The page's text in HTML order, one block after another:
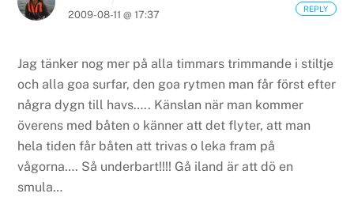
2009-08-11 @ 17:37
Jag tänker nog mer på alla timmars trimmande i stiltje
och alla goa surfar, den goa rytmen man får först efter
några dygn till havs….. Känslan när man kommer
överens med båten o känner att det flyter, att man
hela tiden får båten att trivas o leka fram på
vågorna…. Så underbart!!!! Gå iland är att dö en
smula…
REPLY